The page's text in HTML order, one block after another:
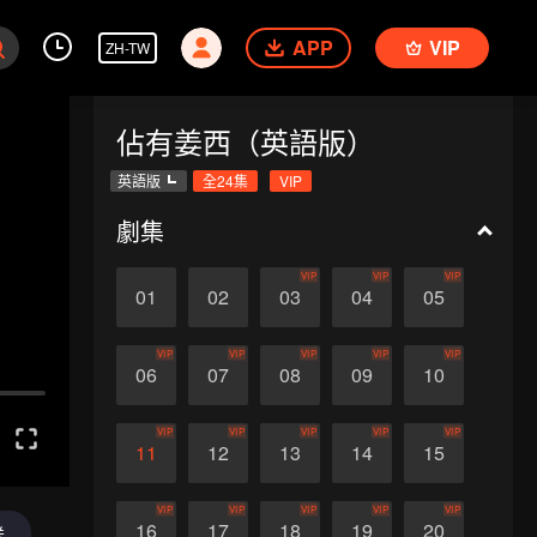
ZH-TW APP VIP
佔有姜西（英語版）
英語版 全24集 VIP
劇集
01 02 03
VIP
04
VIP
05
VIP
06
VIP
07
VIP
08
VIP
09
VIP
10
VIP
11
VIP
12
VIP
13
VIP
14
VIP
15
VIP
16
VIP
17
VIP
18
VIP
19
VIP
20
VIP